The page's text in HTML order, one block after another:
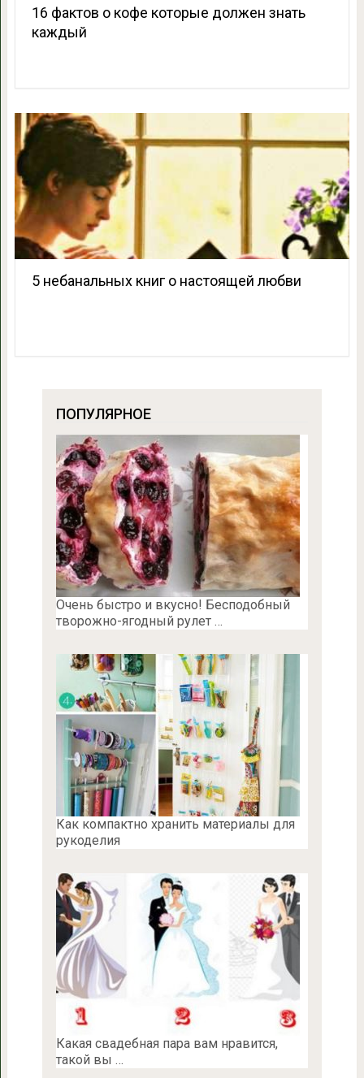
16 фактов о кофе которые должен знать
каждый
5 небанальных книг о настоящей любви
ПОПУЛЯРНОЕ
Очень быстро и вкусно! Бесподобный
творожно-ягодный рулет …
Как компактно хранить материалы для
рукоделия
Какая свадебная пара вам нравится,
такой вы …